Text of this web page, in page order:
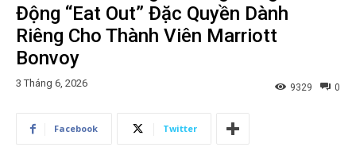
Động “Eat Out” Đặc Quyền Dành
Riêng Cho Thành Viên Marriott
Bonvoy
3 Tháng 6, 2026 0
9329
Facebook Twitter